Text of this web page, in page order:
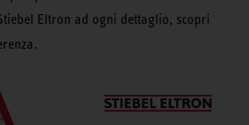
Eltron ad ogni dettaglio, scopri